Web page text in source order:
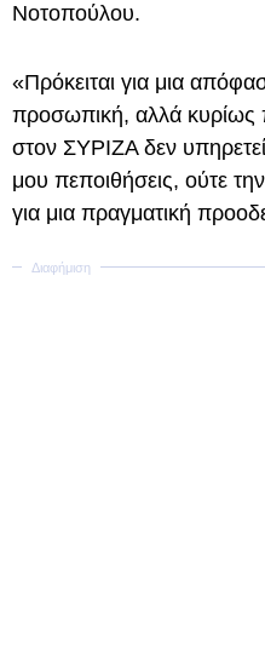
Νοτοπούλου.
«Πρόκειται για μια
προσωπική, αλλά κυρίως
στον ΣΥΡΙΖΑ δεν υπηρετεί
μου πεποιθήσεις, ούτε
για μια πραγματική